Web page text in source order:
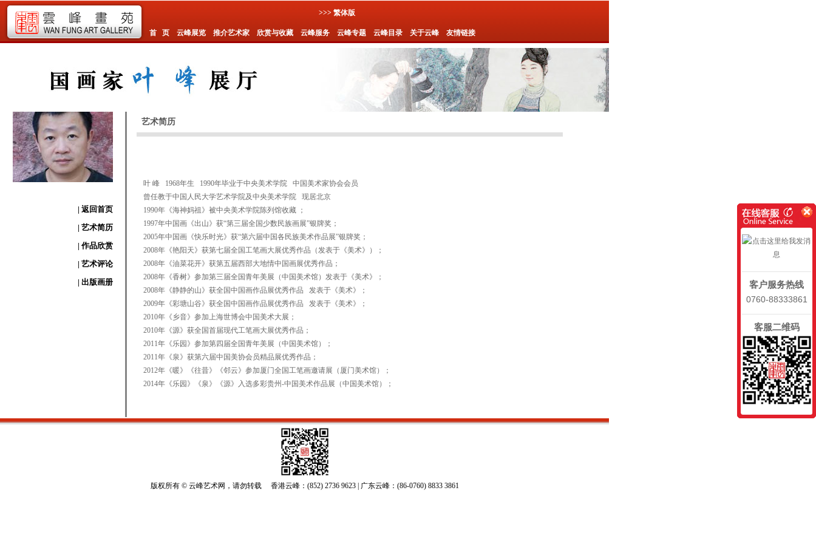
>>> 繁体版
首 页 云峰展览 推介艺术家 欣赏与收藏 云峰服务 云峰专题 云峰目录 关于云峰 友情链接
| 返回首页
| 艺术简历
| 作品欣赏
| 艺术评论
| 出版画册
艺术简历
叶 峰 1968年生 1990年毕业于中央美术学院 中国美术家协会会员
曾任教于中国人民大学艺术学院及中央美术学院 现居北京
1990年《海神妈祖》被中央美术学院陈列馆收藏 ；
1997年中国画《出山》获“第三届全国少数民族画展”银牌奖；
2005年中国画《快乐时光》获“第六届中国各民族美术作品展”银牌奖；
2008年《艳阳天》获第七届全国工笔画大展优秀作品（发表于《美术》）；
2008年《油菜花开》获第五届西部大地情中国画展优秀作品；
2008年《香树》参加第三届全国青年美展（中国美术馆）发表于《美术》；
2008年《静静的山》获全国中国画作品展优秀作品 发表于《美术》；
2009年《彩塘山谷》获全国中国画作品展优秀作品 发表于《美术》；
2010年《乡音》参加上海世博会中国美术大展；
2010年《源》获全国首届现代工笔画大展优秀作品；
2011年《乐园》参加第四届全国青年美展（中国美术馆）；
2011年《泉》获第六届中国美协会员精品展优秀作品；
2012年《暖》《往昔》《邻云》参加厦门全国工笔画邀请展（厦门美术馆）；
2014年《乐园》《泉》《源》入选多彩贵州-中国美术作品展（中国美术馆）；
版权所有 © 云峰艺术网，请勿转载 香港云峰：(852) 2736 9623 | 广东云峰：(86-0760) 8833 3861
客户服务热线
0760-88333861
客服二维码